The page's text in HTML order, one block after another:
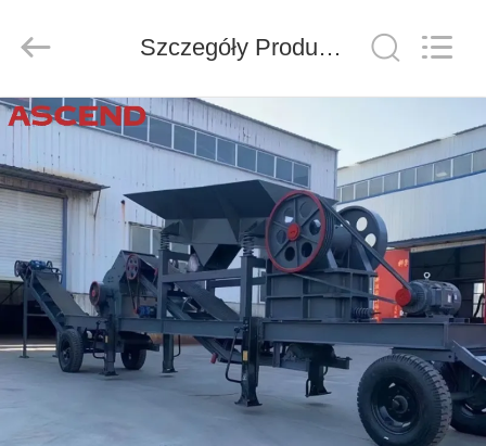
DOM
PRODUKTY
O
NAS
WYCIECZKA
PO
FABRYCE
Ltd..
Szczegóły Produktu